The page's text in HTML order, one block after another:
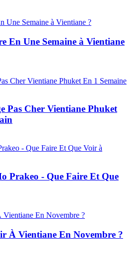
En Une Semaine à Vientiane
Pas Cher Vientiane Phuket
Prakeo - Que Faire Et Que
À Vientiane En Novembre ?